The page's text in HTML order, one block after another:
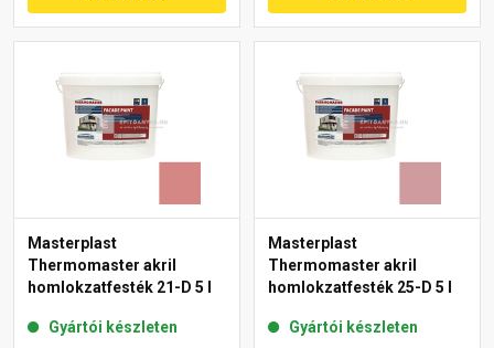
Masterplast
Thermomaster akril
homlokzatfesték 21-D 5 l
Gyártói készleten
Masterplast
Thermomaster akril
homlokzatfesték 25-D 5 l
Gyártói készleten